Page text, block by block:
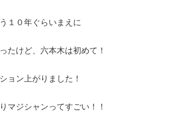
１０年ぐらいまえに
たけど、六本木は初めて！
ョン上がりました！
マジシャンってすごい！！